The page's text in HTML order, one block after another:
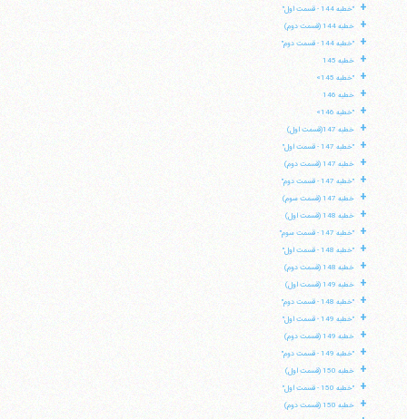
+ "خطبه 144 - قسمت اول"
+ خطبه 144 (قسمت دوم)
+ "خطبه 144 - قسمت دوم"
+ خطبه 145
+ "خطبه 145»
+ خطبه 146
+ "خطبه 146»
+ خطبه 147(قسمت اول)
+ "خطبه 147 - قسمت اول"
+ خطبه 147 (قسمت دوم)
+ "خطبه 147 - قسمت دوم"
+ خطبه 147 (قسمت سوم)
+ خطبه 148 (قسمت اول)
+ "خطبه 147 - قسمت سوم"
+ "خطبه 148 - قسمت اول"
+ خطبه 148 (قسمت دوم)
+ خطبه 149 (قسمت اول)
+ "خطبه 148 - قسمت دوم"
+ "خطبه 149 - قسمت اول"
+ خطبه 149 (قسمت دوم)
+ "خطبه 149 - قسمت دوم"
+ خطبه 150 (قسمت اول)
+ "خطبه 150 - قسمت اول"
+ خطبه 150 (قسمت دوم)